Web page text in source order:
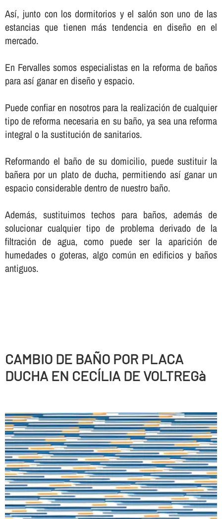
Así­, junto con los dormitorios y el salón son uno de las
estancias que tienen más tendencia en diseño en el
mercado.
En Fervalles somos especialistas en la reforma de baños
para así­ ganar en diseño y espacio.
Puede confiar en nosotros para la realización de cualquier
tipo de reforma necesaria en su baño, ya sea una reforma
integral o la sustitución de sanitarios.
Reformando el baño de su domicilio, puede sustituir la
bañera por un plato de ducha, permitiendo así­ ganar un
espacio considerable dentro de nuestro baño.
Además, sustituimos techos para baños, además de
solucionar cualquier tipo de problema derivado de la
filtración de agua, como puede ser la aparición de
humedades o goteras, algo común en edificios y baños
antiguos.
CAMBIO DE BAÑO POR PLACA
DUCHA EN CECÍLIA DE VOLTREGà